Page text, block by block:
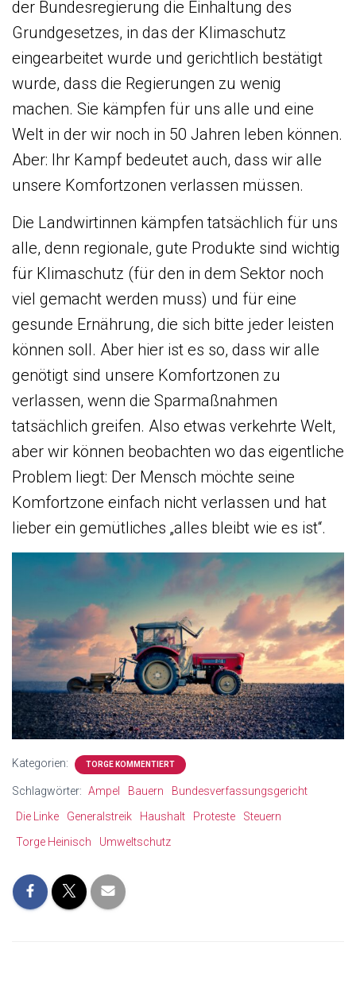
der Bundesregierung die Einhaltung des
Grundgesetzes, in das der Klimaschutz
eingearbeitet wurde und gerichtlich bestätigt
wurde, dass die Regierungen zu wenig
machen. Sie kämpfen für uns alle und eine
Welt in der wir noch in 50 Jahren leben können.
Aber: Ihr Kampf bedeutet auch, dass wir alle
unsere Komfortzonen verlassen müssen.
Die Landwirtinnen kämpfen tatsächlich für uns
alle, denn regionale, gute Produkte sind wichtig
für Klimaschutz (für den in dem Sektor noch
viel gemacht werden muss) und für eine
gesunde Ernährung, die sich bitte jeder leisten
können soll. Aber hier ist es so, dass wir alle
genötigt sind unsere Komfortzonen zu
verlassen, wenn die Sparmaßnahmen
tatsächlich greifen. Also etwas verkehrte Welt,
aber wir können beobachten wo das eigentliche
Problem liegt: Der Mensch möchte seine
Komfortzone einfach nicht verlassen und hat
lieber ein gemütliches „alles bleibt wie es ist“.
Kategorien: TORGE KOMMENTIERT
Schlagwörter: Ampel Bauern
Bundesverfassungsgericht
Die Linke
Generalstreik Haushalt Proteste
Steuern
Torge Heinisch
Umweltschutz